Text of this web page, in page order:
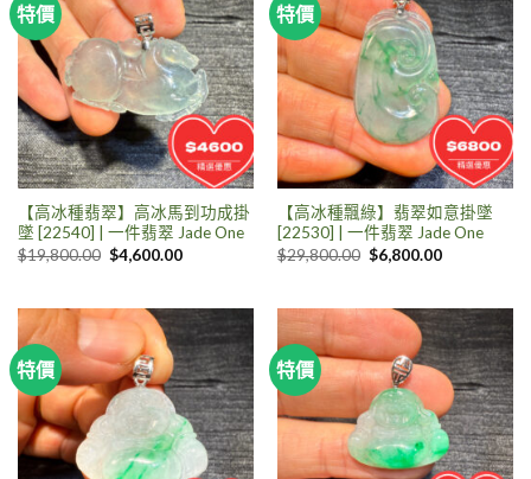
特價
【高冰種翡翠】高冰馬到功成掛
墜 [22540] | 一件翡翠 Jade One
$19,800.00 $4,600.00
特價
【高冰種飄綠】翡翠如意掛墜
[22530] | 一件翡翠 Jade One
$29,800.00 $6,800.00
特價 特價